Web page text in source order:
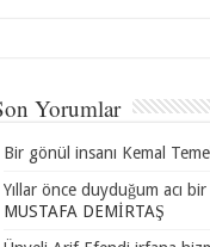
Yorumlar
Bir gönül insanı Kemal Temel
Yıllar önce duyduğum acı
MUSTAFA DEMİRTAŞ